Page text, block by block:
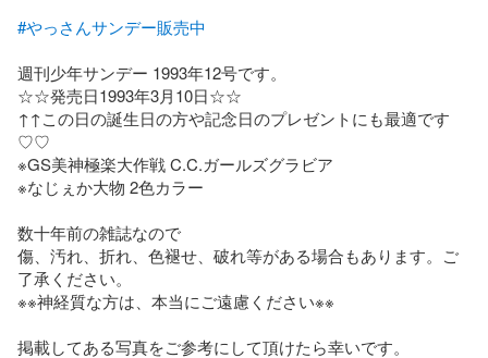
#やっさんサンデー販売中
週刊少年サンデー 1993年12号です。
☆☆発売日1993年3月10日☆☆
↑↑この日の誕生日の方や記念日のプレゼントにも最適です
♡♡
※GS美神極楽大作戦 C.C.ガールズグラビア
※なじぇか大物 2色カラー
数十年前の雑誌なので
傷、汚れ、折れ、色褪せ、破れ等がある場合もあります。ご
了承ください。
※※神経質な方は、本当にご遠慮ください※※
掲載してある写真をご参考にして頂けたら幸いです。